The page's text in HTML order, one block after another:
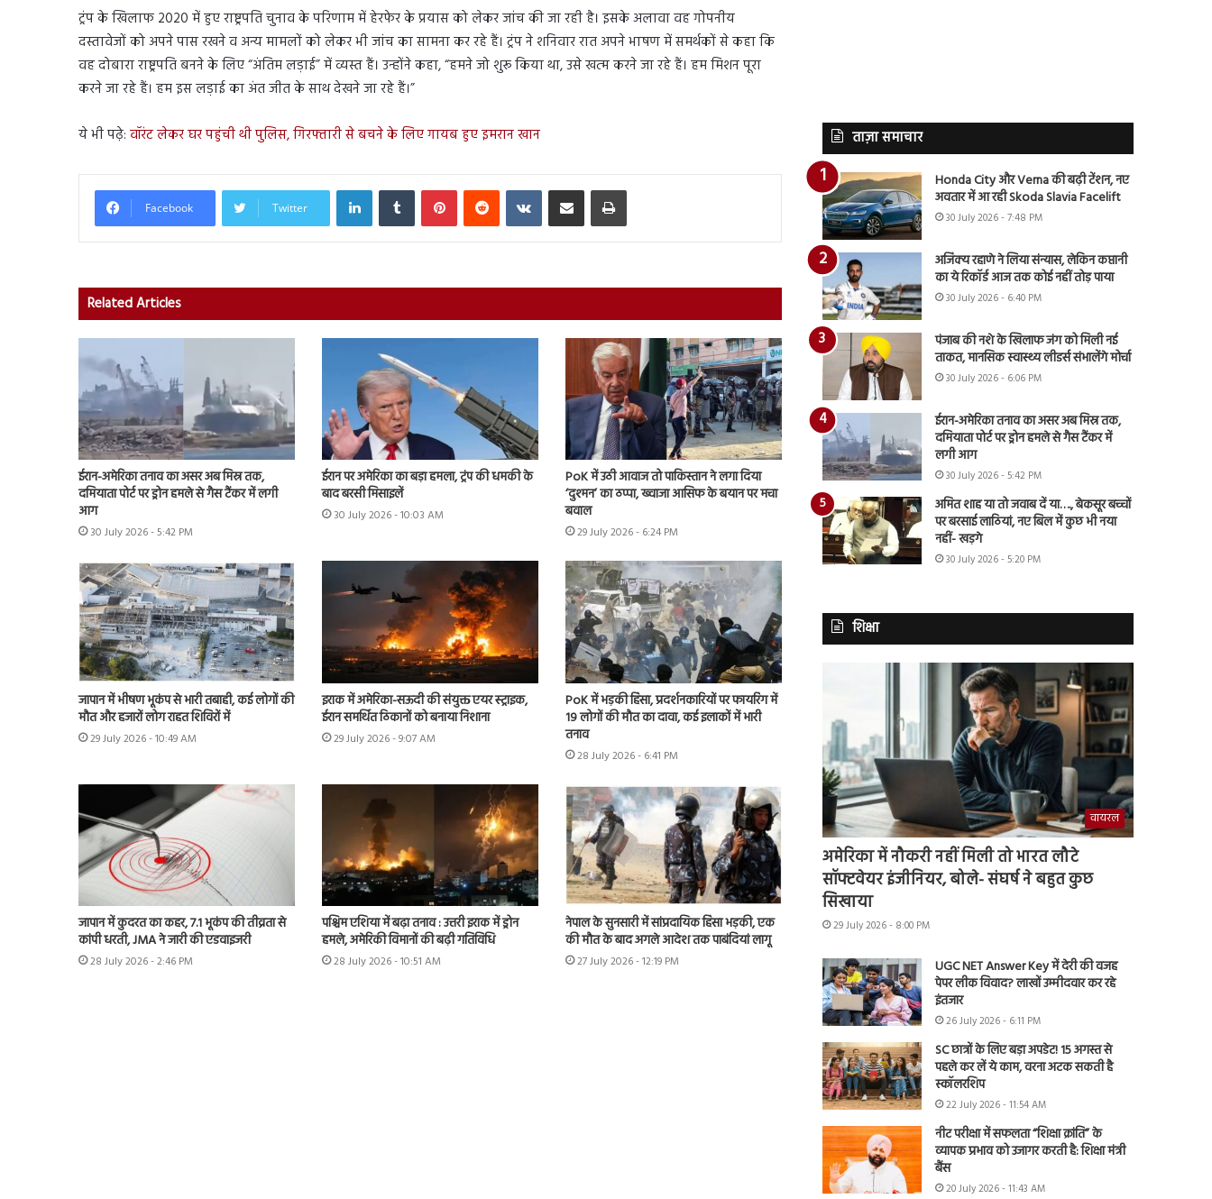
ट्रंप के खिलाफ 2020 में हुए राष्ट्रपति चुनाव के परिणाम में हेरफेर के प्रयास को लेकर जांच की जा रही है। इसके अलावा वह गोपनीय
दस्तावेजों को अपने पास रखने व अन्य मामलों को लेकर भी जांच का सामना कर रहे हैं। ट्रंप ने शनिवार रात अपने भाषण में समर्थकों से कहा कि
वह दोबारा राष्ट्रपति बनने के लिए “अंतिम लड़ाई” में व्यस्त हैं। उन्होंने कहा, “हमने जो शुरू किया था, उसे खत्म करने जा रहे हैं। हम मिशन पूरा
करने जा रहे हैं। हम इस लड़ाई का अंत जीत के साथ देखने जा रहे हैं।”
ये भी पढ़े: वॉरंट लेकर घर पहुंची थी पुलिस, गिरफ्तारी से बचने के लिए गायब हुए इमरान खान
Facebook Twitter
LinkedInTumblr PinterestReddit VKontakteShare via Email Print
Related Articles
ईरान-अमेरिका तनाव का असर अब मिस्र तक,
दमियाता पोर्ट पर ड्रोन हमले से गैस टैंकर में लगी
आग
30 July 2026 - 5:42 PM
ईरान पर अमेरिका का बड़ा हमला, ट्रंप की धमकी के
बाद बरसी मिसाइलें
30 July 2026 - 10:03 AM
PoK में उठी आवाज तो पाकिस्तान ने लगा दिया
‘दुश्मन’ का ठप्पा, ख्वाजा आसिफ के बयान पर मचा
बवाल
29 July 2026 - 6:24 PM
जापान में भीषण भूकंप से भारी तबाही, कई लोगों की
मौत और हजारों लोग राहत शिविरों में
29 July 2026 - 10:49 AM
इराक में अमेरिका-सऊदी की संयुक्त एयर स्ट्राइक,
ईरान समर्थित ठिकानों को बनाया निशाना
29 July 2026 - 9:07 AM
PoK में भड़की हिंसा, प्रदर्शनकारियों पर फायरिंग में
19 लोगों की मौत का दावा, कई इलाकों में भारी
तनाव
28 July 2026 - 6:41 PM
जापान में कुदरत का कहर, 7.1 भूकंप की तीव्रता से
कांपी धरती, JMA ने जारी की एडवाइजरी
28 July 2026 - 2:46 PM
पश्चिम एशिया में बढ़ा तनाव : उत्तरी इराक में ड्रोन
हमले, अमेरिकी विमानों की बढ़ी गतिविधि
28 July 2026 - 10:51 AM
नेपाल के सुनसारी में सांप्रदायिक हिंसा भड़की, एक
की मौत के बाद अगले आदेश तक पाबंदियां लागू
27 July 2026 - 12:19 PM
ताज़ा समाचार
Honda City और Verna की बढ़ी टेंशन, नए
अवतार में आ रही Skoda Slavia Facelift
30 July 2026 - 7:48 PM
अजिंक्य रहाणे ने लिया संन्यास, लेकिन कप्तानी
का ये रिकॉर्ड आज तक कोई नहीं तोड़ पाया
30 July 2026 - 6:40 PM
पंजाब की नशे के खिलाफ जंग को मिली नई
ताकत, मानसिक स्वास्थ्य लीडर्स संभालेंगे मोर्चा
30 July 2026 - 6:06 PM
ईरान-अमेरिका तनाव का असर अब मिस्र तक,
दमियाता पोर्ट पर ड्रोन हमले से गैस टैंकर में
लगी आग
30 July 2026 - 5:42 PM
अमित शाह या तो जवाब दें या…., बेकसूर बच्चों
पर बरसाई लाठियां, नए बिल में कुछ भी नया
नहीं- खड़गे
30 July 2026 - 5:20 PM
शिक्षा
वायरल
अमेरिका में नौकरी नहीं मिली तो भारत लौटे
सॉफ्टवेयर इंजीनियर, बोले- संघर्ष ने बहुत कुछ
सिखाया
29 July 2026 - 8:00 PM
UGC NET Answer Key में देरी की वजह
पेपर लीक विवाद? लाखों उम्मीदवार कर रहे
इंतजार
26 July 2026 - 6:11 PM
SC छात्रों के लिए बड़ा अपडेट! 15 अगस्त से
पहले कर लें ये काम, वरना अटक सकती है
स्कॉलरशिप
22 July 2026 - 11:54 AM
नीट परीक्षा में सफलता “शिक्षा क्रांति” के
व्यापक प्रभाव को उजागर करती है: शिक्षा मंत्री
बैंस
20 July 2026 - 11:43 AM